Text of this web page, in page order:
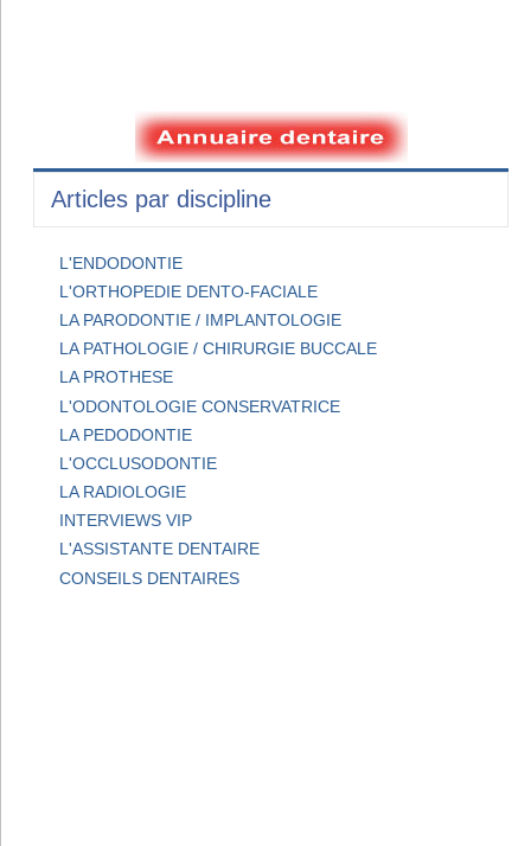
Articles par discipline
L'ENDODONTIE
L'ORTHOPEDIE DENTO-FACIALE
LA PARODONTIE / IMPLANTOLOGIE
LA PATHOLOGIE / CHIRURGIE BUCCALE
LA PROTHESE
L'ODONTOLOGIE CONSERVATRICE
LA PEDODONTIE
L'OCCLUSODONTIE
LA RADIOLOGIE
INTERVIEWS VIP
L'ASSISTANTE DENTAIRE
CONSEILS DENTAIRES